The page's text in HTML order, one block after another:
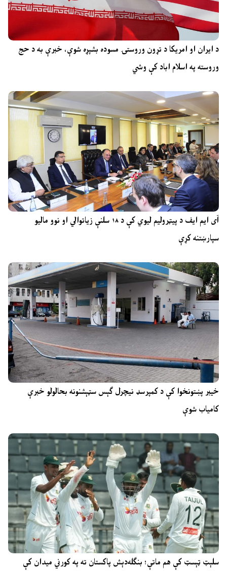
د ایران او امریکا د تړون وروستۍ مسوده بشپړه شوې، خبرې به د حج
وروسته په اسلام اباد کې وشي
آی ایم ایف د پیټرولیم لیوي کې د ۱۸ سلنې زیاتوالي او نوو مالیو
سپارښتنه کړې
خیبر پښتونخوا کې د کمپرسډ نیچرل ګېس سټېشنونه بحالولو خبرې
کامیاب شوې
سلېټ ټېسټ کې هم ماتې؛ بنګله‌دېش پاکستان ته په کورني میدان کې